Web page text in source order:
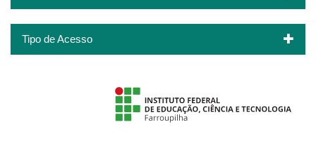
Tipo de Acesso